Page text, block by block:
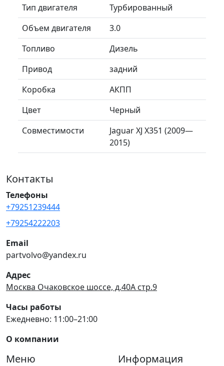
Тип двигателя
Турбированный
Объем двигателя
3.0
Топливо
Дизель
Привод
задний
Коробка
АКПП
Цвет
Черный
Совместимости
Jaguar XJ X351 (2009—
2015)
Контакты
Телефоны
+79251239444
+79254222203
Email
partvolvo@yandex.ru
Адрес
Москва Очаковское шоссе, д.40А стр.9
Часы работы
Ежедневно: 11:00–21:00
О компании
Меню Информация